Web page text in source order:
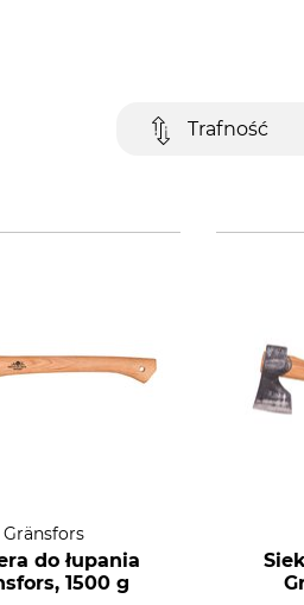
Trafność
Gränsfors
do łupania
1500 g